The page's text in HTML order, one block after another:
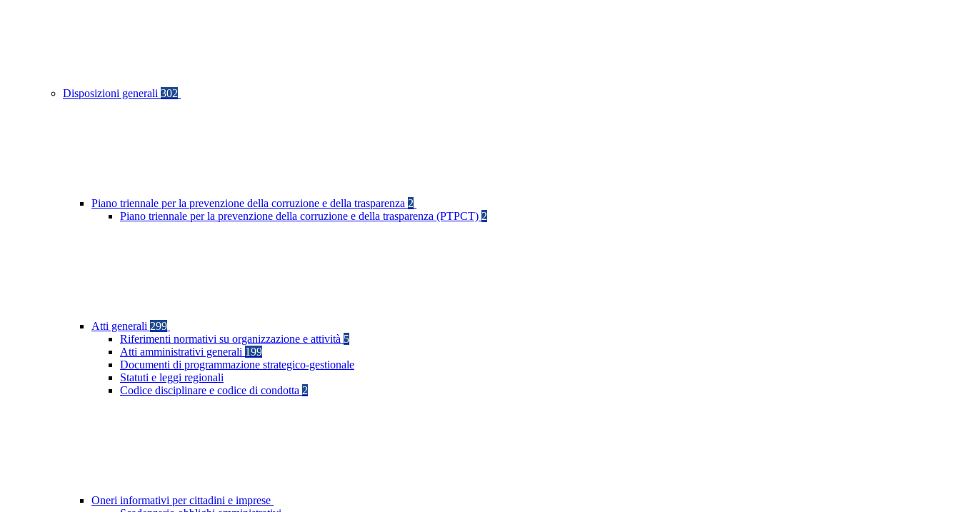
Disposizioni generali 302
Piano triennale per la prevenzione della corruzione e della trasparenza 2
Piano triennale per la prevenzione della corruzione e della trasparenza (PTPCT) 2
Atti generali 299
Riferimenti normativi su organizzazione e attività 5
Atti amministrativi generali 199
Documenti di programmazione strategico-gestionale
Statuti e leggi regionali
Codice disciplinare e codice di condotta 2
Oneri informativi per cittadini e imprese